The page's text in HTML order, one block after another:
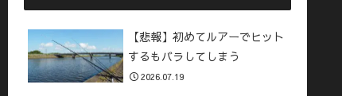
【悲報】初めてルアーでヒット
するもバラしてしまう
2026.07.19